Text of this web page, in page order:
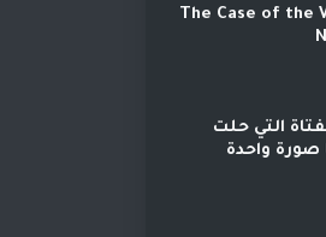
The Case of the
التي حلت
صورة واحدة